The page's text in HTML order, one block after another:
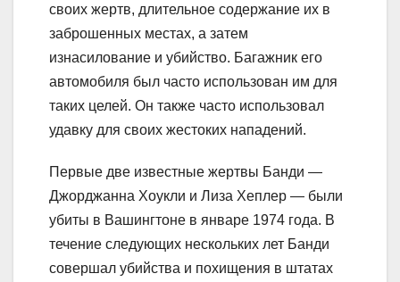
своих жертв, длительное содержание их в
заброшенных местах, а затем
изнасилование и убийство. Багажник его
автомобиля был часто использован им для
таких целей. Он также часто использовал
удавку для своих жестоких нападений.
Первые две известные жертвы Банди —
Джорджанна Хоукли и Лиза Хеплер — были
убиты в Вашингтоне в январе 1974 года. В
течение следующих нескольких лет Банди
совершал убийства и похищения в штатах